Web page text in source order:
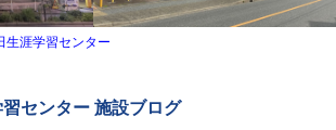
生涯学習センター
センター 施設ブログ